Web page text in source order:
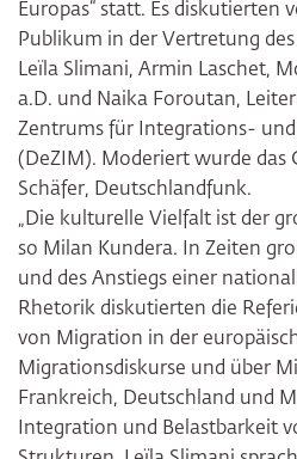
Europas“ statt. Es diskutierten
Publikum in der Vertretung
Leïla Slimani, Armin Laschet,
a.D. und Naika Foroutan,
Zentrums für Integrations-
(DeZIM). Moderiert wurde das
Schäfer, Deutschlandfunk.
„Die kulturelle Vielfalt ist der
so Milan Kundera. In Zeiten
und des Anstiegs einer
Rhetorik diskutierten die
von Migration in der
Migrationsdiskurse und über
Frankreich, Deutschland und
Integration und Belastbarkeit